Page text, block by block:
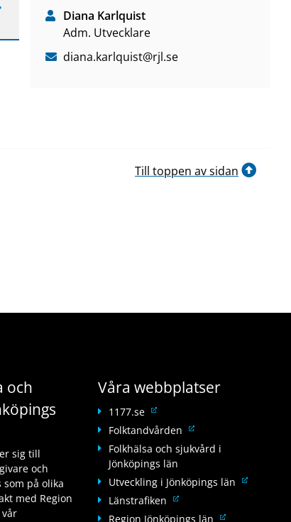
Diana Karlquist
Adm. Utvecklare
diana.karlquist@rjl.se
Till toppen av sidan
och
sig till
och
på olika
med Region
vår
Våra webbplatser
1177.se L
ä
k
t
i
l
l
Folktandvården L
ä
t
l
Folkhälsa och sjukvård i
Jönköpings län
Utveckling i Jönköpings län L
Länstrafiken L
ä
Region Jönköpings län L